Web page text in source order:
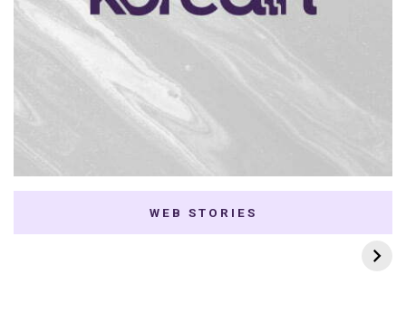
WEB STORIES
7 K-dramas Enemies
to Lovers
Thai Dramas com
First e Khaotung